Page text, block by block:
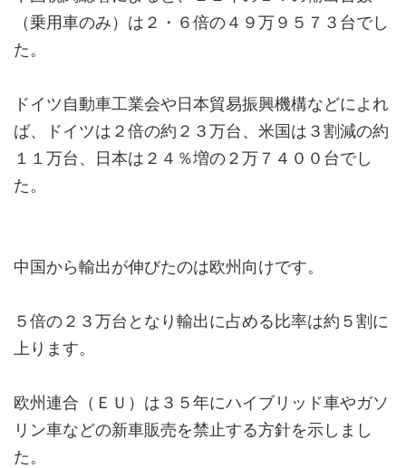
（乗用車のみ）は２・６倍の４９万９５７３台でし
た。
ドイツ自動車工業会や日本貿易振興機構などによれ
ば、ドイツは２倍の約２３万台、米国は３割減の約
１１万台、日本は２４％増の２万７４００台でし
た。
中国から輸出が伸びたのは欧州向けです。
５倍の２３万台となり輸出に占める比率は約５割に
上ります。
欧州連合（ＥＵ）は３５年にハイブリッド車やガソ
リン車などの新車販売を禁止する方針を示しまし
た。